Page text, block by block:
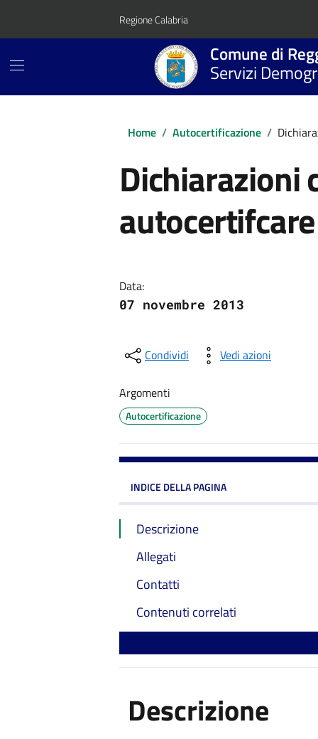
Regione Calabria
Comune di
Servizi
Home / Autocertificazione /
Dichiarazioni
autocertifcare
Data:
07 novembre 2013
Condividi Vedi azioni
Argomenti
Autocertificazione
INDICE DELLA PAGINA
Descrizione
Allegati
Contatti
Contenuti correlati
Descrizione